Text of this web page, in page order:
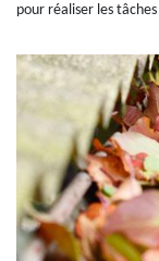
pour réaliser les